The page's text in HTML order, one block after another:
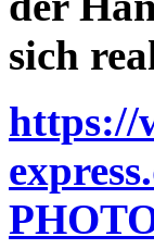
sich
https://